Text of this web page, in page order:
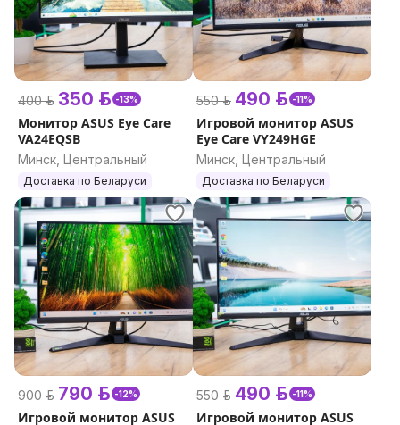
400 р. 350 р. -13%
Монитор ASUS Eye Care
VA24EQSB
Минск, Центральный
Доставка по Беларуси
550 р. 490 р. -11%
Игровой монитор ASUS
Eye Care VY249HGE
Минск, Центральный
Доставка по Беларуси
900 р. 790 р. -12%
Игровой монитор ASUS
550 р. 490 р. -11%
Игровой монитор ASUS